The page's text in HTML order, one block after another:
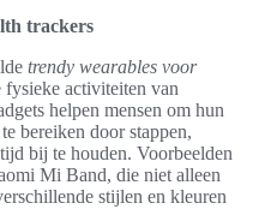
trackers
trendy wearables voor
fysieke activiteiten van
helpen mensen om hun
bereiken door stappen,
bij te houden. Voorbeelden
Mi Band, die niet alleen
stijlen en kleuren